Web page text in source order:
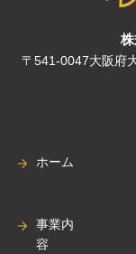
〒541-0047大阪府
ホーム
事業内
容